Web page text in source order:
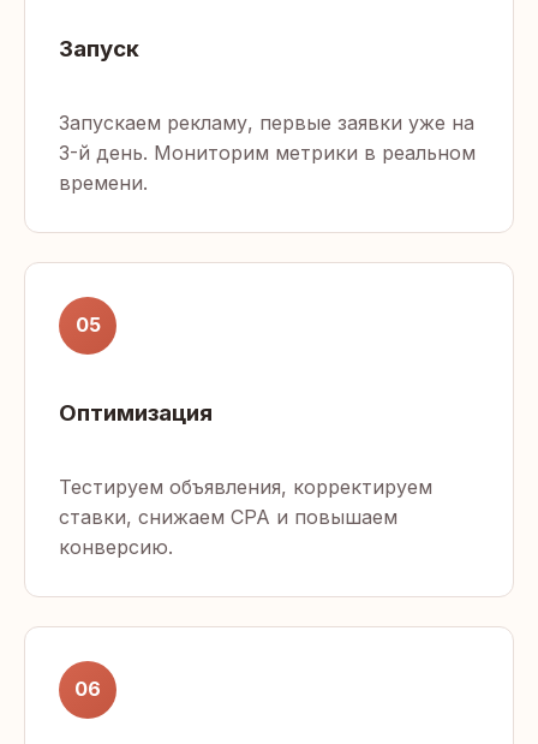
Запуск
Запускаем рекламу, первые заявки уже на
3-й день. Мониторим метрики в реальном
времени.
05
Оптимизация
Тестируем объявления, корректируем
ставки, снижаем CPA и повышаем
конверсию.
06